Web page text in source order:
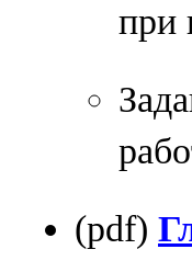
при
(pdf)